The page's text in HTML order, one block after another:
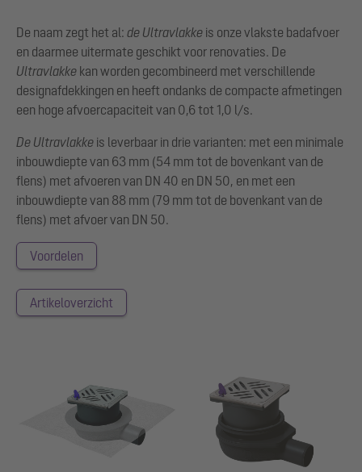
De naam zegt het al: de Ultravlakke is onze vlakste badafvoer
en daarmee uitermate geschikt voor renovaties. De
Ultravlakke kan worden gecombineerd met verschillende
designafdekkingen en heeft ondanks de compacte afmetingen
een hoge afvoercapaciteit van 0,6 tot 1,0 l/s.
De Ultravlakke is leverbaar in drie varianten: met een minimale
inbouwdiepte van 63 mm (54 mm tot de bovenkant van de
flens) met afvoeren van DN 40 en DN 50, en met een
inbouwdiepte van 88 mm (79 mm tot de bovenkant van de
flens) met afvoer van DN 50.
Voordelen
Artikeloverzicht